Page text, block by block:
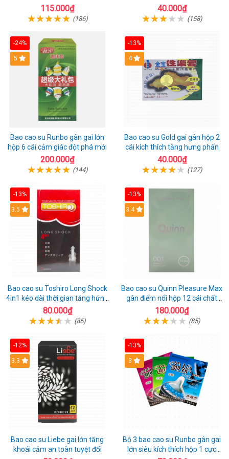
1 riêng
115.000₫
(186)
40.000₫
(158)
-24%
Hot
5
Bao cao su Runbo gân gai lớn
hộp 6 cái cảm giác đột phá mới
200.000₫
(144)
-13%
Hot
4
Bao cao su Gold gai gân hộp 2
cái kích thích tăng hưng phấn
40.000₫
(127)
-13%
3.5
Bao cao su Toshiro Long Shock
4in1 kéo dài thời gian tăng hứng
thú hộp 10
80.000₫
(86)
-13%
3.4
Bao cao su Quinn Pleasure Max
gân điểm nổi hộp 12 cái chất
lượng
180.000₫
(85)
-12%
3.3
Bao cao su Liebe gai lớn tăng
khoái cảm an toàn tuyệt đối
-13%
3
Bộ 3 bao cao su Runbo gân gai
lớn siêu kích thích hộp 1 cực